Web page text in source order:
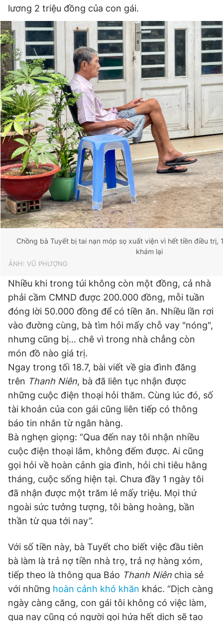
lương 2 triệu đồng của con gái.
Chồng bà Tuyết bị tai nạn móp sọ xuất viện vì hết tiền điều trị,
khám lại
ẢNH: VŨ PHƯỢNG
Nhiều khi trong túi không còn một đồng, cả nhà
phải cầm CMND được 200.000 đồng, mỗi tuần
đóng lời 50.000 đồng để có tiền ăn. Nhiều lần rơi
vào đường cùng, bà tìm hỏi mấy chỗ vay "nóng",
nhưng cũng bị… chê vì trong nhà chẳng còn
món đồ nào giá trị.
Ngay trong tối 18.7, bài viết về gia đình đăng
trên Thanh Niên, bà đã liên tục nhận được
những cuộc điện thoại hỏi thăm. Cùng lúc đó, số
tài khoản của con gái cũng liên tiếp có thông
báo tin nhắn từ ngân hàng.
Bà nghẹn giọng: “Qua đến nay tôi nhận nhiều
cuộc điện thoại lắm, không đếm được. Ai cũng
gọi hỏi về hoàn cảnh gia đình, hỏi chi tiêu hằng
tháng, cuộc sống hiện tại. Chưa đầy 1 ngày tôi
đã nhận được một trăm lẻ mấy triệu. Mọi thứ
ngoài sức tưởng tượng, tôi bàng hoàng, bần
thần từ qua tới nay”.
Với số tiền này, bà Tuyết cho biết việc đầu tiên
bà làm là trả nợ tiền nhà trọ, trả nợ hàng xóm,
tiếp theo là thông qua Báo Thanh Niên chia sẻ
với những hoàn cảnh khó khăn khác. “Dịch càng
ngày càng căng, con gái tôi không có việc làm,
qua nay cũng có người gọi hứa hết dịch sẽ tạo